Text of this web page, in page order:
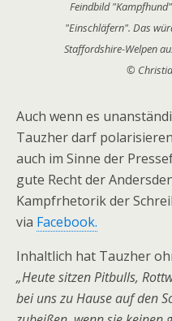
Feindbild
"Einschläfern". Das
Staffordshire-Welpen
©
Auch wenn es
Tauzher darf
auch im Sinne der
gute Recht der
Kampfrhetorik der
via Facebook.
Inhaltlich hat Tauzher
„Heute sitzen Pitbulls,
bei uns zu Hause auf den